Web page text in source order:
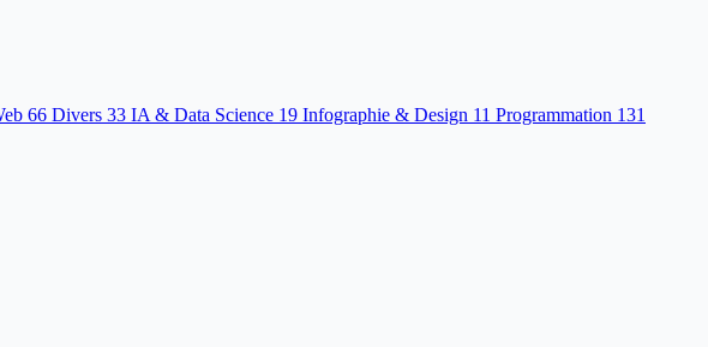
66 Divers 33 IA & Data Science 19 Infographie & Design 11 Programmation 131